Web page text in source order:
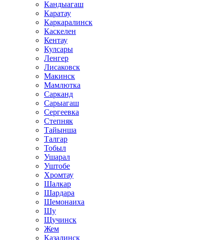
Кандыагаш
Каратау
Каркаралинск
Каскелен
Кентау
Кулсары
Ленгер
Лисаковск
Макинск
Мамлютка
Сарканд
Сарыагаш
Сергеевка
Степняк
Тайынша
Талгар
Тобыл
Ушарал
Уштобе
Хромтау
Шалкар
Шардара
Шемонаиха
Шу
Щучинск
Жем
Казалинск